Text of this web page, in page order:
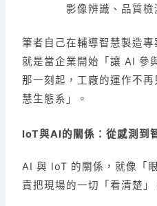
影像辨識、品質檢
筆者自己在輔導智慧製造專
就是當企業開始「讓 AI 參
那一刻起，工廠的運作不
慧生態系」。
IoT與AI的關係：從感測到
AI 與 IoT 的關係，就像「
責把現場的一切「看清楚